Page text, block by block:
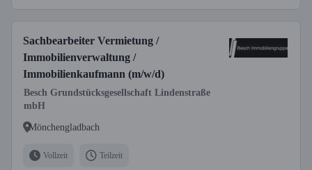
Sachbearbeiter Vermietung /
Immobilienverwaltung /
Immobilienkaufmann (m/w/d)
Besch Grundstücksgesellschaft Lindenstraße
mbH
Mönchengladbach
Vollzeit Teilzeit